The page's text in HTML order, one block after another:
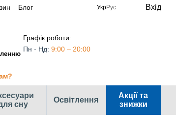
Блог
УкрРус Вхід
Графік роботи:
Пн - Нд:9:00 – 20:00
сну
Освітлення
Акції та
знижки